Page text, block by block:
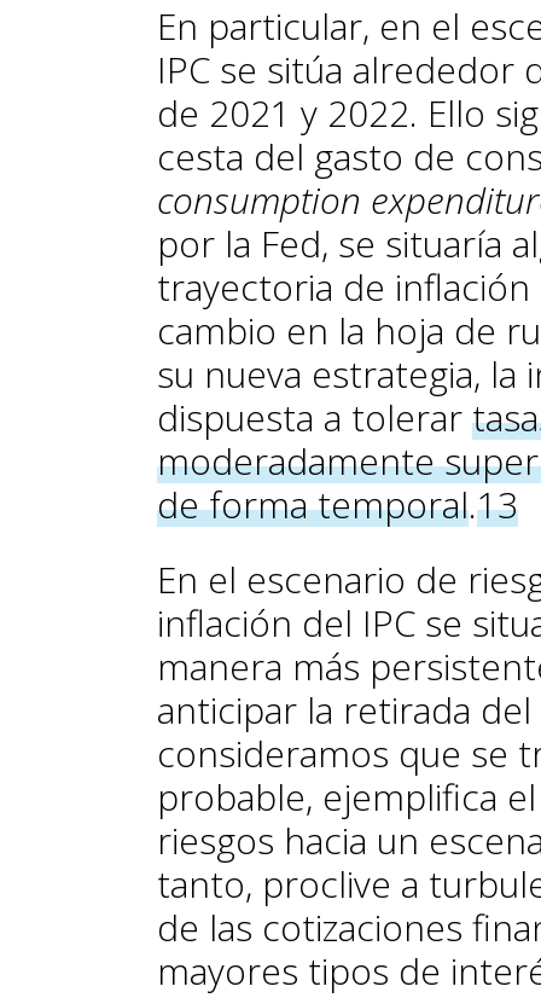
En particular, en el
IPC se sitúa alrededor
de 2021 y 2022. Ello
cesta del gasto de
consumption
por la Fed, se situaría
trayectoria de
cambio en la hoja de
su nueva estrategia,
dispuesta a tolerar
moderadamente
de forma temporal.13
En el escenario de
inflación del IPC se
manera más
anticipar la retirada
consideramos que se
probable, ejemplifica
riesgos hacia un
tanto, proclive a
de las cotizaciones
mayores tipos de